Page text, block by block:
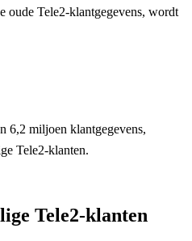
oude Tele2-klantgegevens, wordt
6,2 miljoen klantgegevens,
Tele2-klanten.
Tele2-klanten